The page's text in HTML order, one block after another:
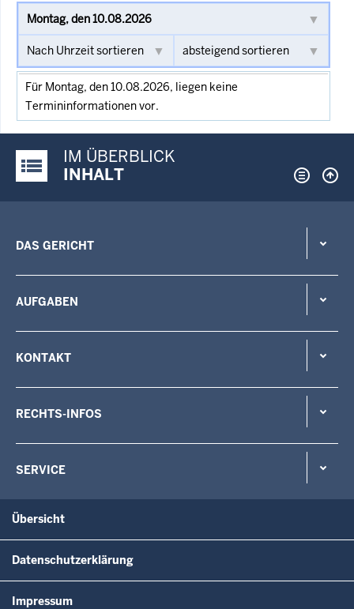
Für Montag, den 10.08.2026, liegen keine
Termininformationen vor.
Justiz-Portal im Überblick:
IM ÜBERBLICK
INHALT
DAS GERICHT
AUFGABEN
KONTAKT
RECHTS-INFOS
SERVICE
Übersicht
Datenschutzerklärung
Impressum